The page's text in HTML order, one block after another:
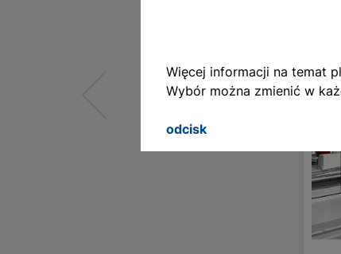
Więcej informacji na temat
Wybór można zmienić w
odcisk